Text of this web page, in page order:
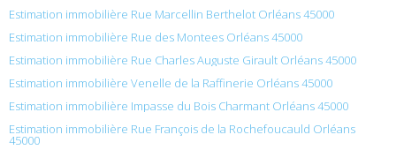
Estimation immobilière Rue Marcellin Berthelot Orléans 45000
Estimation immobilière Rue des Montees Orléans 45000
Estimation immobilière Rue Charles Auguste Girault Orléans 45000
Estimation immobilière Venelle de la Raffinerie Orléans 45000
Estimation immobilière Impasse du Bois Charmant Orléans 45000
Estimation immobilière Rue François de la Rochefoucauld Orléans
45000